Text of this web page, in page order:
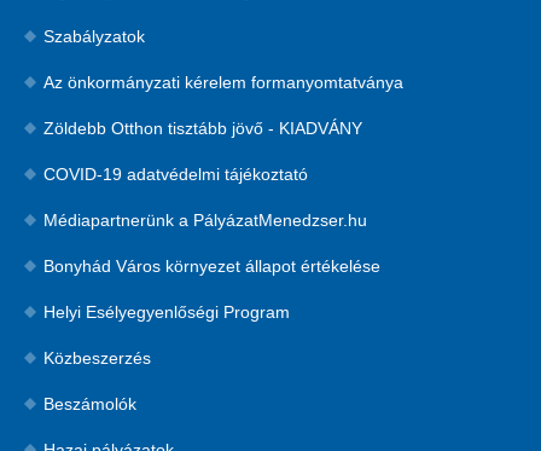
Szabályzatok
Az önkormányzati kérelem formanyomtatványa
Zöldebb Otthon tisztább jövő - KIADVÁNY
COVID-19 adatvédelmi tájékoztató
Médiapartnerünk a PályázatMenedzser.hu
Bonyhád Város környezet állapot értékelése
Helyi Esélyegyenlőségi Program
Közbeszerzés
Beszámolók